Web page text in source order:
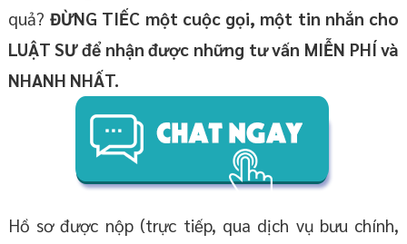
quả?ĐỪNG TIẾC một cuộc gọi, một tin nhắn cho
LUẬT SƯ để nhận được những tư vấn MIỄN PHÍ và
NHANH NHẤT.
Hồ sơ được nộp (trực tiếp, qua dịch vụ bưu chính,